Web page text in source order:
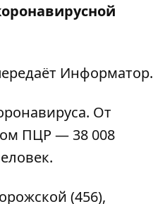
Информатор.
От
ПЦР — 38 008
(456),